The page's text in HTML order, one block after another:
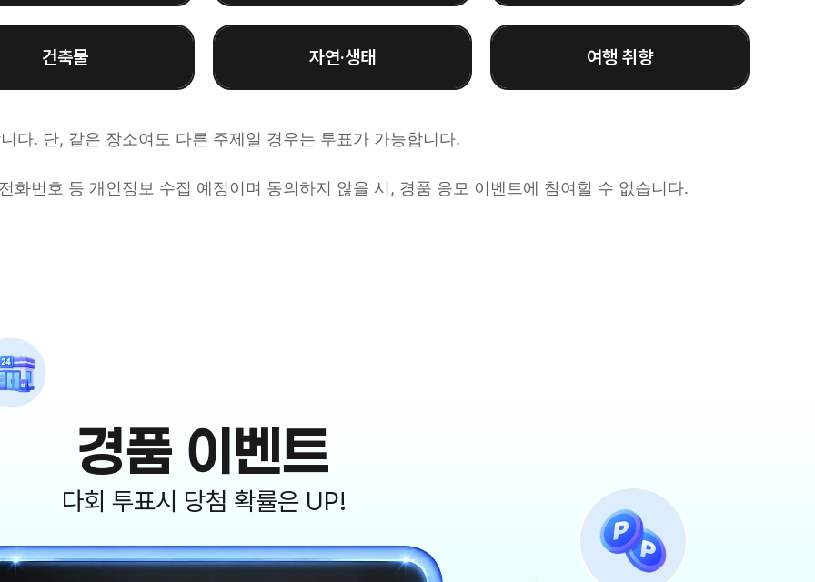
건축물 자연·생태 여행 취향
다. 단, 같은 장소여도 다른 주제일 경우는 투표가 가능합니다.
화번호 등 개인정보 수집 예정이며 동의하지 않을 시, 경품 응모 이벤트에 참여할 수 없습니다.
경품 이벤트
다회 투표시 당첨 확률은 UP!